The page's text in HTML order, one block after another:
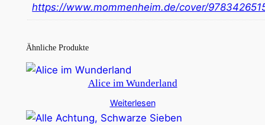
https://www.mommenheim.de/cover/
Ähnliche Produkte
Alice im Wunderland
Weiterlesen